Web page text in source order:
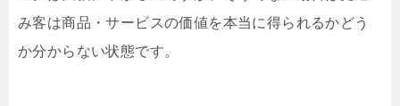
み客は商品・サービスの価値を本当に得られるかどう
か分からない状態です。